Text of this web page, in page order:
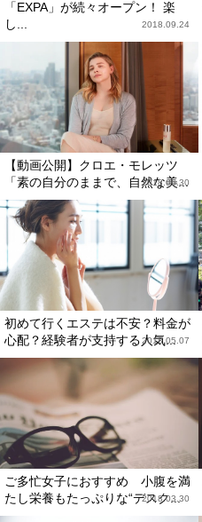
「EXPA」が続々オープン！ 楽
し...
2018.09.24
【動画公開】クロエ・モレッツ
「素の自分のままで、自然な美...
2018.06.30
初めて行くエステは不安？料金が
心配？経験者が支持する人気...
2018.05.07
ご多忙女子におすすめ 小腹を満
たし栄養もたっぷりな“デスク...
2018.03.30